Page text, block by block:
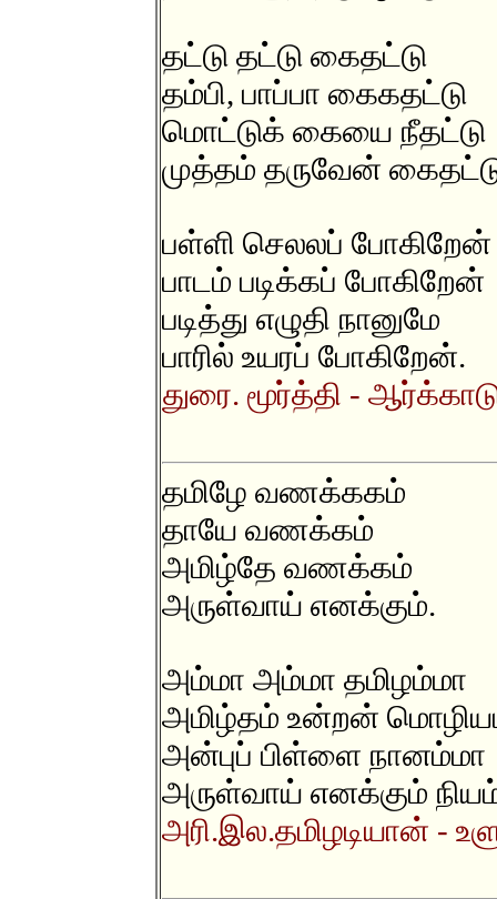
தட்டு தட்டு கைதட்டு
தம்பி, பாப்பா கைகதட்டு
மொட்டுக் கையை நீதட்டு
முத்தம் தருவேன்
பள்ளி செலலப் போகிறேன்
பாடம் படிக்கப் போகிறேன்
படித்து எழுதி நானுமே
பாரில் உயரப் போகிறேன்.
துரை. மூர்த்தி -
தமிழே வணக்ககம்
தாயே வணக்கம்
அமிழ்தே வணக்கம்
அருள்வாய் எனக்கும்.
அம்மா அம்மா தமிழம்மா
அமிழ்தம் உன்றன்
அன்புப் பிள்ளை நானம்மா
அருள்வாய் எனக்கும்
அரி.இல.தமிழடியான் -